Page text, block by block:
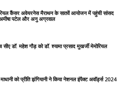
कैंसर अवेयरनेस मैराथन के सातवें आयोजन में पहुंची सांसद
अमीषा पटेल और अनु अग्रवाल
सीए डॉ. महेश गौड़ को डॉ. श्यामा प्रसाद मुखर्जी मेमोरियल
को प्रीति झंगियानी ने किया नेशनल इंपैक्ट अवॉर्ड्स 2024